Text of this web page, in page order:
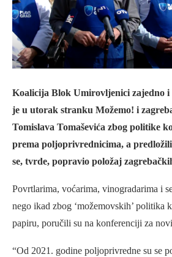
Koalicija Blok Umirovljenici zajedno i
je u utorak stranku Možemo! i
Tomislava Tomaševića zbog politike
prema poljoprivrednicima, a
se, tvrde, popravio položaj
Povrtlarima, voćarima, vinogradarima i
nego ikad zbog ‘možemovskih’ politika
papiru, poručili su na konferenciji za
“Od 2021. godine poljoprivredne su se